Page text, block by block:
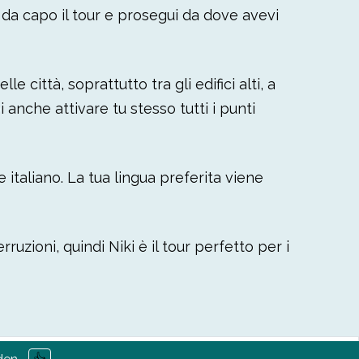
capo il tour e prosegui da dove avevi
città, soprattutto tra gli edifici alti, a
anche attivare tu stesso tutti i punti
italiano. La tua lingua preferita viene
quindi Niki è il tour perfetto per i